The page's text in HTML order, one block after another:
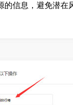
信息，避免潜在